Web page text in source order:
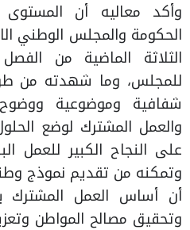
وأكد معاليه أن المستوى
الحكومة والمجلس الوطني
الثلاثة الماضية من
للمجلس، وما شهدته من
شفافية وموضوعية
والعمل المشترك لوضع
على النجاح الكبير للعمل
وتمكنه من تقديم نموذج
أن أساس العمل المشترك
وتحقيق مصالح المواطن